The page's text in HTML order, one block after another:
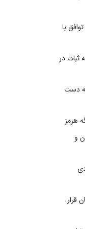
با
ثبات در
به دست
هرمز
و
قرار